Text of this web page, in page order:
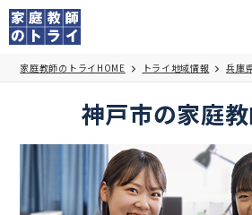
家庭教師のトライHOME トライ地域情報 兵庫
神戸市の家庭